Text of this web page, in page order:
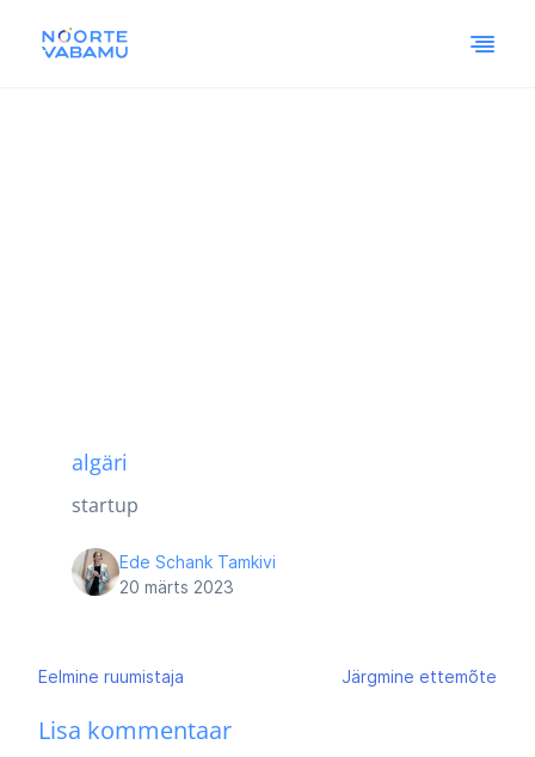
algäri
startup
Ede Schank Tamkivi
20 märts 2023
Navigeerimine
Eelmine ruumistaja Järgmine ettemõte
Lisa kommentaar